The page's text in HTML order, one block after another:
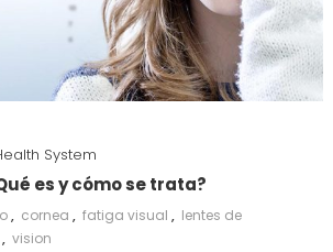
System
es y cómo se trata?
, cornea , fatiga visual , lentes de
, vision